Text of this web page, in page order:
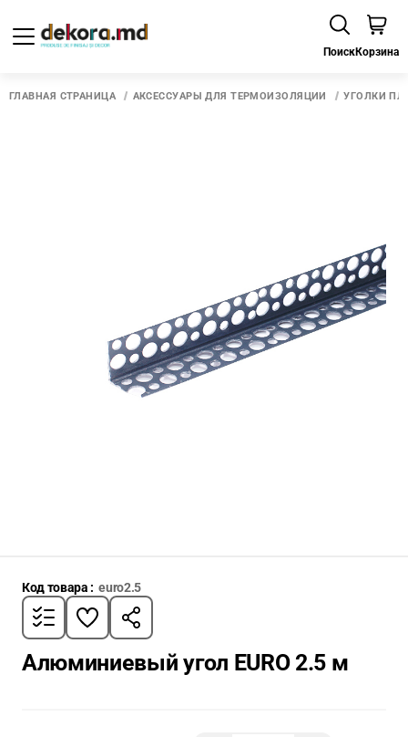
ПоискКорзина
ГЛАВНАЯ СТРАНИЦА АКСЕССУАРЫ ДЛЯ ТЕРМОИЗОЛЯЦИИ УГОЛКИ
Код товара : euro2.5
Алюминиевый угол EURO 2.5 м